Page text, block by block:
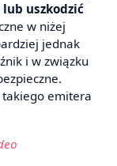
uszkodzić
w niżej
jednak
i w związku
takiego emitera